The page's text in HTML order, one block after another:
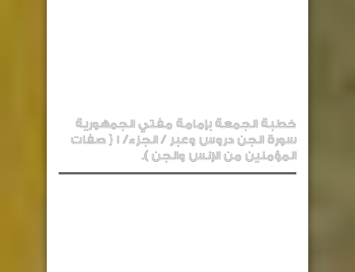
خطبة الجمعة بإمامة مفتي الجمهورية
سورة الجن دروس وعبر / الجزء/ 1 { صفات
المؤمنين من الإنس والجن ).